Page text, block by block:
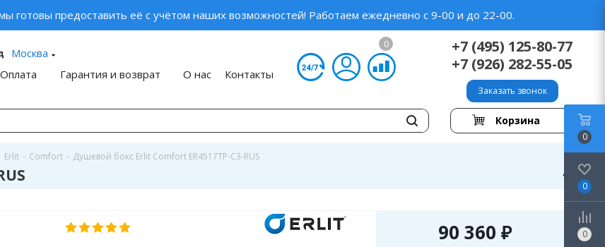
готовы предоставить её с учётом наших возможностей! Работаем ежедневно с 9-00 и до 22-00.
Москва
Оплата Гарантия и возврат О нас Контакты
0
+7 (495) 125-80-77
+7 (926) 282-55-05
Заказать звонок
Корзина
Erlit - Comfort - Душевой бокс Erlit Comfort ER4517TP-C3-RUS
90 360 ₽
0
0
0